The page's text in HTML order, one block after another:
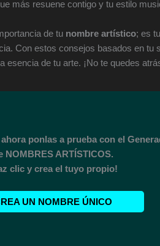
más resuene contigo y tu estilo
de tu nombre artístico; es
Con estos consejos basados en
esencia de tu arte. ¡No te quedes
ponlas a prueba con el
NOMBRES ARTÍSTICOS.
clic y crea el tuyo propio!
UN NOMBRE ÚNICO